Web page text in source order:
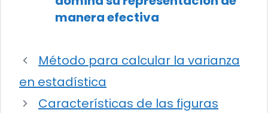
manera efectiva
Método para calcular la varianza
en estadística
Características de las figuras